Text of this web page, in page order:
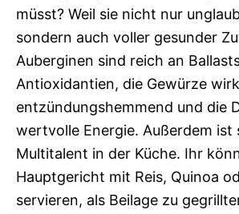
müsst? Weil sie nicht nur
sondern auch voller gesunder
Auberginen sind reich an
Antioxidantien, die Gewürze
entzündungshemmend und die
wertvolle Energie. Außerdem ist
Multitalent in der Küche. Ihr
Hauptgericht mit Reis, Quinoa
servieren, als Beilage zu